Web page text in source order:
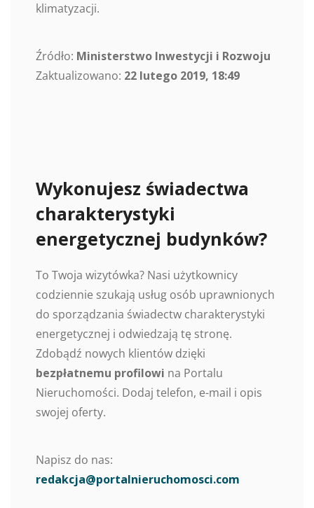
klimatyzacji.
Źródło: Ministerstwo Inwestycji i Rozwoju
Zaktualizowano: 22 lutego 2019, 18:49
Wykonujesz świadectwa
charakterystyki
energetycznej budynków?
To Twoja wizytówka? Nasi użytkownicy
codziennie szukają usług osób uprawnionych
do sporządzania świadectw charakterystyki
energetycznej i odwiedzają tę stronę.
Zdobądź nowych klientów dzięki
bezpłatnemu profilowi na Portalu
Nieruchomości. Dodaj telefon, e-mail i opis
swojej oferty.
Napisz do nas:
redakcja@portalnieruchomosci.com